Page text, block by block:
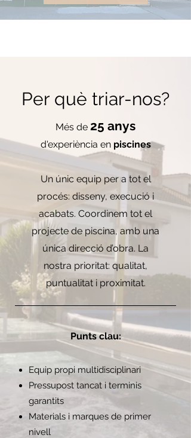
Per què triar-nos?
Més de 25 anys
d'experiència enpiscines
Un únic equip per a tot el
procés: disseny, execució i
acabats. Coordinem tot el
projecte de piscina, amb una
única direcció d’obra. La
nostra prioritat: qualitat,
puntualitat i proximitat.
Punts clau:
Equip propi multidisciplinari
Pressupost tancat i terminis
garantits
Materials i marques de primer
nivell